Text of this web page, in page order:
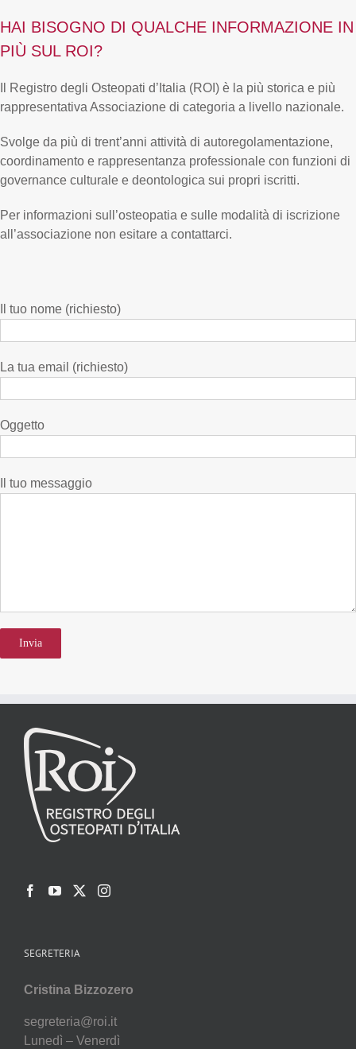
HAI BISOGNO DI QUALCHE INFORMAZIONE IN
PIÙ SUL ROI?
Il Registro degli Osteopati d’Italia (ROI) è la più storica e più
rappresentativa Associazione di categoria a livello nazionale.
Svolge da più di trent’anni attività di autoregolamentazione,
coordinamento e rappresentanza professionale con funzioni di
governance culturale e deontologica sui propri iscritti.
Per informazioni sull’osteopatia e sulle modalità di iscrizione
all’associazione non esitare a contattarci.
Il tuo nome (richiesto)
La tua email (richiesto)
Oggetto
Il tuo messaggio
SEGRETERIA
Cristina Bizzozero
segreteria@roi.it
Lunedì – Venerdì